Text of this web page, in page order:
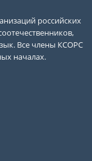
российских
Все члены КСОРС
началах.